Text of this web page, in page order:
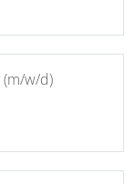
w/d)